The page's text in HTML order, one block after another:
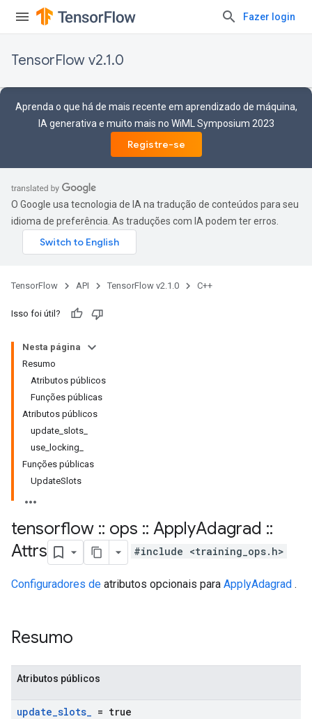
Fazer login
TensorFlow v2.1.0
Aprenda o que há de mais recente em aprendizado de máquina,
IA generativa e muito mais no WiML Symposium 2023
Registre-se
O Google usa tecnologia de IA na tradução de conteúdos para seu
idioma de preferência. As traduções com IA podem ter erros.
TensorFlow API TensorFlow v2.1.0 C++
Isso foi útil?
Nesta página
Resumo
Atributos públicos
Funções públicas
Atributos públicos
update_slots_
use_locking_
Funções públicas
UpdateSlots
tensorflow :: ops :: ApplyAdagrad ::
Attrs
#include <training_ops.h>
Configuradores de atributos opcionais para ApplyAdagrad .
Resumo
Atributos públicos
update_slots_ = true